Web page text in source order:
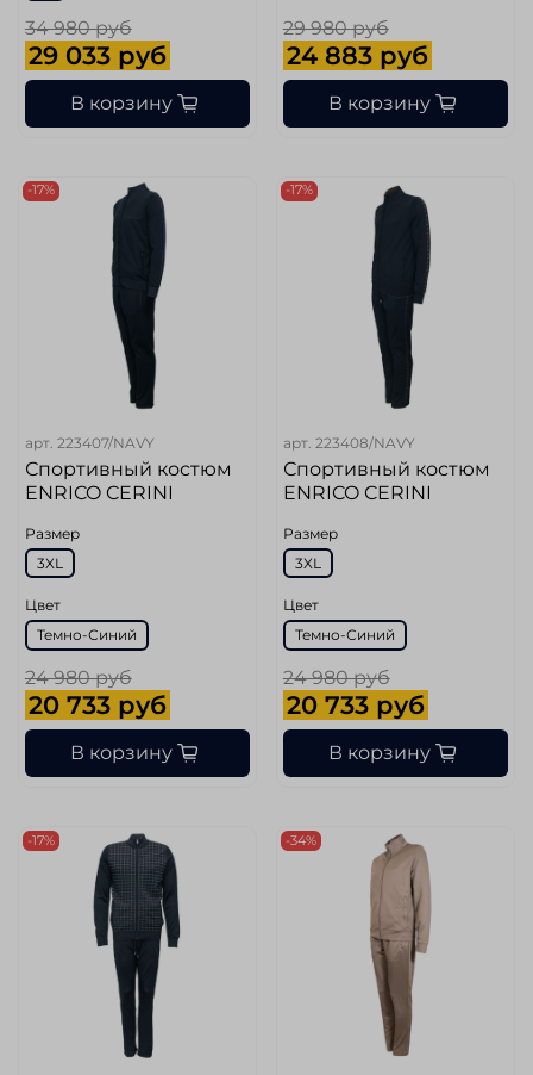
34 980 руб
29 033 руб
В корзину
29 980 руб
24 883 руб
В корзину
-17%
арт. 223407/NAVY
Спортивный костюм
ENRICO CERINI
Размер
3XL
Цвет
Темно-Синий
24 980 руб
20 733 руб
В корзину
-17%
арт. 223408/NAVY
Спортивный костюм
ENRICO CERINI
Размер
3XL
Цвет
Темно-Синий
24 980 руб
20 733 руб
В корзину
-17% -34%